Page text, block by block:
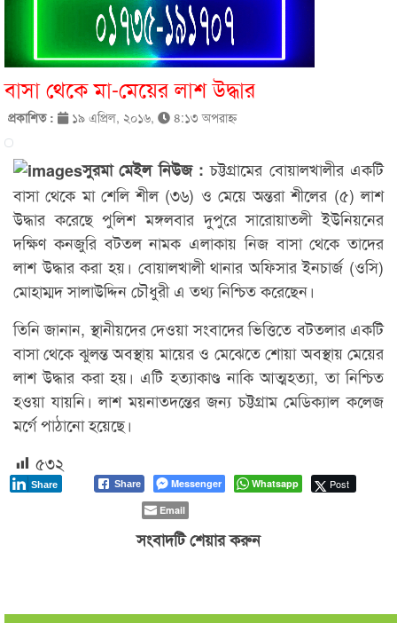
বাসা থেকে মা-মেয়ের লাশ উদ্ধার
প্রকাশিত : ১৯ এপ্রিল, ২০১৬, ৪:১৩ অপরাহ্ণ
সুরমা মেইল নিউজ : চট্টগ্রামের বোয়ালখালীর একটি
বাসা থেকে মা শেলি শীল (৩৬) ও মেয়ে অন্তরা শীলের (৫) লাশ
উদ্ধার করেছে পুলিশ মঙ্গলবার দুপুরে সারোয়াতলী ইউনিয়নের
দক্ষিণ কনজুরি বটতল নামক এলাকায় নিজ বাসা থেকে তাদের
লাশ উদ্ধার করা হয়। বোয়ালখালী থানার অফিসার ইনচার্জ (ওসি)
মোহাম্মদ সালাউদ্দিন চৌধুরী এ তথ্য নিশ্চিত করেছেন।
তিনি জানান, স্থানীয়দের দেওয়া সংবাদের ভিত্তিতে বটতলার একটি
বাসা থেকে ঝুলন্ত অবস্থায় মায়ের ও মেঝেতে শোয়া অবস্থায় মেয়ের
লাশ উদ্ধার করা হয়। এটি হত্যাকাণ্ড নাকি আত্মহত্যা, তা নিশ্চিত
হওয়া যায়নি। লাশ ময়নাতদন্তের জন্য চট্টগ্রাম মেডিক্যাল কলেজ
মর্গে পাঠানো হয়েছে।
৫৩২
Share Messenger Whatsapp Post
Share
Email
সংবাদটি শেয়ার করুন